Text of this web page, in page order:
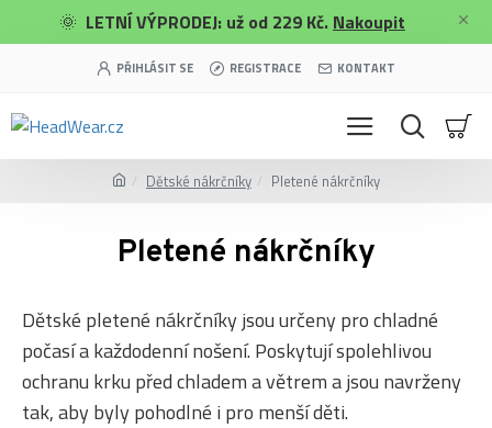
🌞 LETNÍ VÝPRODEJ: už od 229 Kč. Nakoupit
PŘIHLÁSIT SE REGISTRACE KONTAKT
Dětské nákrčníky Pletené nákrčníky
Pletené nákrčníky
Dětské pletené nákrčníky jsou určeny pro chladné
počasí a každodenní nošení. Poskytují spolehlivou
ochranu krku před chladem a větrem a jsou navrženy
tak, aby byly pohodlné i pro menší děti.